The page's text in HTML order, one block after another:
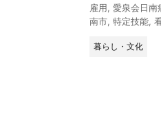
雇用 愛泉会日南
南市 特定技能
暮らし・文化